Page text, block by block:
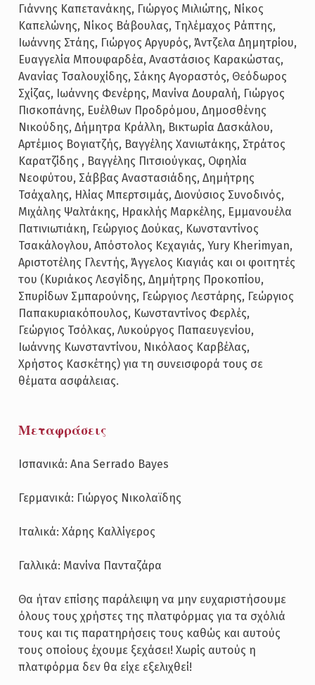
Γιάννης Καπετανάκης, Γιώργος Μιλιώτης, Νίκος
Καπελώνης, Νίκος Βάβουλας, Τηλέμαχος Ράπτης,
Ιωάννης Στάης, Γιώργος Αργυρός, Άντζελα Δημητρίου,
Ευαγγελία Μπουφαρδέα, Αναστάσιος Καρακώστας,
Ανανίας Τσαλουχίδης, Σάκης Αγοραστός, Θεόδωρος
Σχίζας, Ιωάννης Φενέρης, Μανίνα Δουραλή, Γιώργος
Πισκοπάνης, Ευέλθων Προδρόμου, Δημοσθένης
Νικούδης, Δήμητρα Κράλλη, Βικτωρία Δασκάλου,
Αρτέμιος Βογιατζής, Βαγγέλης Χανιωτάκης, Στράτος
Καρατζίδης , Βαγγέλης Πιτσιούγκας, Οφηλία
Νεοφύτου, Σάββας Αναστασιάδης, Δημήτρης
Τσάχαλης, Ηλίας Μπερτσιμάς, Διονύσιος Συνοδινός,
Μιχάλης Ψαλτάκης, Ηρακλής Μαρκέλης, Εμμανουέλα
Πατινιωτιάκη, Γεώργιος Δούκας, Κωνσταντίνος
Τσακάλογλου, Απόστολος Κεχαγιάς, Yury Kherimyan,
Αριστοτέλης Γλεντής, Άγγελος Κιαγιάς και οι φοιτητές
του (Κυριάκος Λεσγίδης, Δημήτρης Προκοπίου,
Σπυρίδων Σμπαρούνης, Γεώργιος Λεστάρης, Γεώργιος
Παπακυριακόπουλος, Κωνσταντίνος Φερλές,
Γεώργιος Τσόλκας, Λυκούργος Παπαευγενίου,
Ιωάννης Κωνσταντίνου, Νικόλαος Καρβέλας,
Χρήστος Κασκέτης) για τη συνεισφορά τους σε
θέματα ασφάλειας.
Μεταφράσεις
Ισπανικά: Ana Serrado Bayes
Γερμανικά: Γιώργος Νικολαϊδης
Ιταλικά: Χάρης Καλλίγερος
Γαλλικά: Μανίνα Πανταζάρα
Θα ήταν επίσης παράλειψη να μην ευχαριστήσουμε
όλους τους χρήστες της πλατφόρμας για τα σχόλιά
τους και τις παρατηρήσεις τους καθώς και αυτούς
τους οποίους έχουμε ξεχάσει! Χωρίς αυτούς η
πλατφόρμα δεν θα είχε εξελιχθεί!